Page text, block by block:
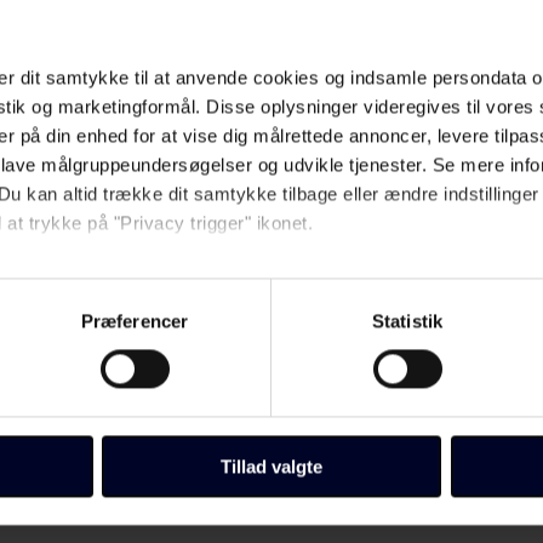
dit samtykke til at anvende cookies og indsamle persondata
og marketingformål. Disse oplysninger videregives til vores
på din enhed for at vise dig målrettede annoncer, levere
målgruppeundersøgelser og udvikle tjenester. Se mere
kan altid trække dit samtykke tilbage eller ændre indstillinger
at trykke på "Privacy trigger" ikonet.
gerne:
om din placering, der kan være nøjagtig inden for få
herunder trække din accept tilbage, ved at klikke på
Folkeskolens domæner. Få mere at vide om, hvem vi
Præferencer Statistik
Tillad valgte
lidt brevkasseagtige. Måske er det temaerne
svage læsere har et lige så nuanceret åndsliv som alle andre, og
være muligt for denne målgruppe.
unge, især kvinder, der skal beskæftige sig med